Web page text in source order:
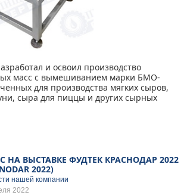
и освоил производство
масс с вымешиванием марки БМО-
для производства мягких сыров,
сыра для пиццы и других сырных
ВЫСТАВКЕ ФУДТЕК КРАСНОДАР 2022
2022)
нашей компании
2022